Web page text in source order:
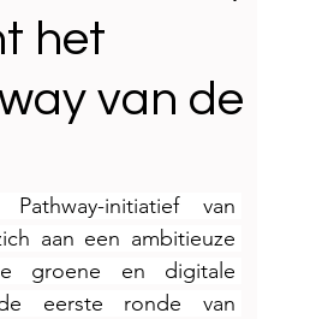
het
van de
initiatief van
aan een ambitieuze
groene en digitale
eerste ronde van